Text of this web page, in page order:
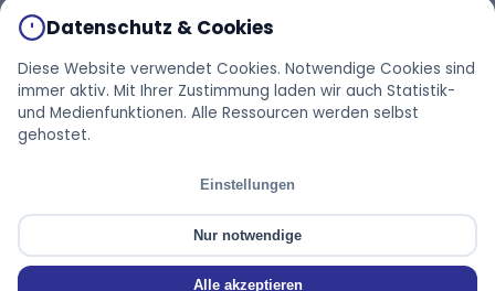
Bleiben Sie informiert über aktuelle Themen und
Veranstaltungen.
© 1978–2026 BVH e. V.
Datenschutz & Cookies
Diese Website verwendet Cookies. Notwendige Cookies sind
immer aktiv. Mit Ihrer Zustimmung laden wir auch Statistik-
und Medienfunktionen. Alle Ressourcen werden selbst
gehostet.
Einstellungen
Nur notwendige
Alle akzeptieren